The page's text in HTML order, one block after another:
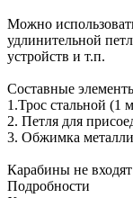
Можно
удлинительной
устройств и т.п.
Составные
1.Трос стальной (1
2. Петля для
3. Обжимка
Карабины не
Подробности